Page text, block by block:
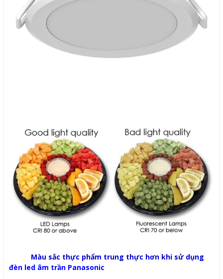
Màu sắc thực phẩm trung thực hơn khi sử dụng
đèn led âm trần Panasonic